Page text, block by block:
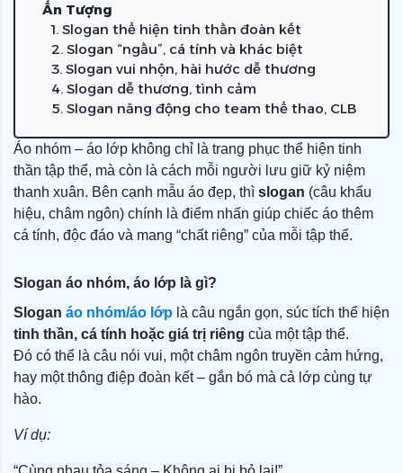
Ấn Tượng
1. Slogan thể hiện tinh thần đoàn kết
2. Slogan “ngầu”, cá tính và khác biệt
3. Slogan vui nhộn, hài hước dễ thương
4. Slogan dễ thương, tình cảm
5. Slogan năng động cho team thể thao, CLB
Áo nhóm – áo lớp không chỉ là trang phục thể hiện tinh
thần tập thể, mà còn là cách mỗi người lưu giữ kỷ niệm
thanh xuân. Bên cạnh mẫu áo đẹp, thì slogan (câu khẩu
hiệu, châm ngôn) chính là điểm nhấn giúp chiếc áo thêm
cá tính, độc đáo và mang “chất riêng” của mỗi tập thể.
Slogan áo nhóm, áo lớp là gì?
Slogan áo nhóm/áo lớp là câu ngắn gọn, súc tích thể hiện
tinh thần, cá tính hoặc giá trị riêng của một tập thể.
Đó có thể là câu nói vui, một châm ngôn truyền cảm hứng,
hay một thông điệp đoàn kết – gắn bó mà cả lớp cùng tự
hào.
Ví dụ: